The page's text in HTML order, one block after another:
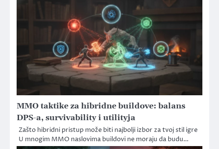
MMO taktike za hibridne buildove: balans
DPS-a, survivability i utilityja
Zašto hibridni pristup može biti najbolji izbor za tvoj stil igre
U mnogim MMO naslovima buildovi ne moraju da budu…